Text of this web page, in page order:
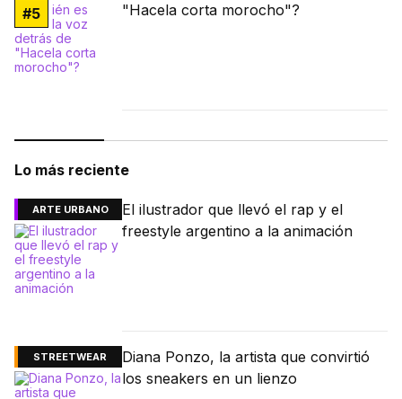
#5
"Hacela corta morocho"?
Lo más reciente
ARTE URBANO
El ilustrador que llevó el rap y el
freestyle argentino a la animación
STREETWEAR
Diana Ponzo, la artista que convirtió
los sneakers en un lienzo